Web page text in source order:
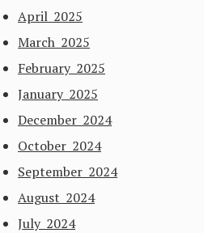
April 2025
March 2025
February 2025
January 2025
December 2024
October 2024
September 2024
August 2024
July 2024